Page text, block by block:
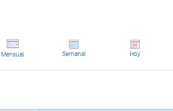
Mensual Semanal Hoy